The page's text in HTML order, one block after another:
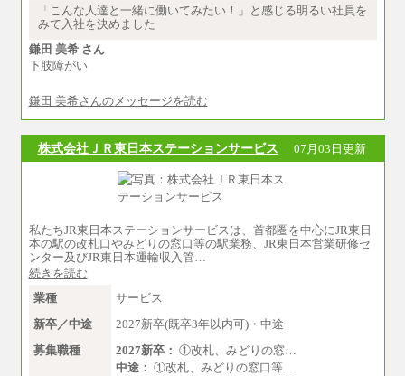
▼アソシエイト職
月給235,000円
中途：
基本月給／20万5000円以上(正社員・準社員）
※経験、能力を考慮の上、当社規定により
優遇いたします
※自己成長支援金(10,000円）を含む
※別途、Workstyle支援金(月額4,000円）
「こんな人達と一緒に働いてみたい！」と感じる明るい社員を
みて入社を決めました
鎌田 美希 さん
下肢障がい
鎌田 美希さんのメッセージを読む
株式会社ＪＲ東日本ステーションサービス 07月03日更新
私たちJR東日本ステーションサービスは、首都圏を中心にJR東日
本の駅の改札口やみどりの窓口等の駅業務、JR東日本営業研修セ
ンター及びJR東日本運輸収入管…
続きを読む
業種
サービス
新卒／中途
2027新卒(既卒3年以内可)・中途
募集職種
2027新卒： ①改札、みどりの窓…
中途： ①改札、みどりの窓口等…